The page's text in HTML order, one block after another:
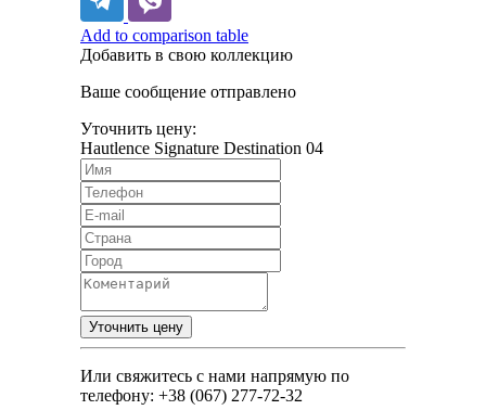
Add to comparison table
Добавить в свою коллекцию
Ваше сообщение отправлено
Уточнить цену:
Hautlence Signature Destination 04
Или свяжитесь с нами напрямую по
телефону: +38 (067) 277-72-32